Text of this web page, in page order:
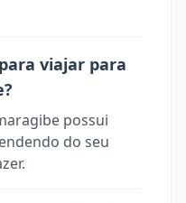
viajar para
possui
do seu